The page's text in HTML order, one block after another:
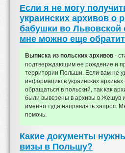
Если я не могу
украинских архивов о
бабушки во Львовской
мне можно еще
Выписка из польских архивов-
подтверждающим ее рождение и
территории Польши. Если вам не
информацию в украинских
обращаться в польский, так как
были вывезены в архивы в Жешув
именно туда направлять запрос.
помочь.
Какие документы
визы в Польшу?